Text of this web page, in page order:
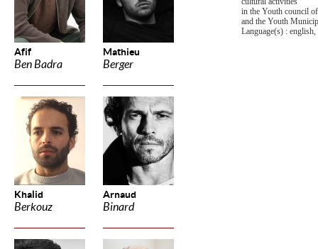
Afif
Ben Badra
Mathieu
Berger
Khalid
Berkouz
Arnaud
Binard
in the Youth council
and the Youth
Language(s) :